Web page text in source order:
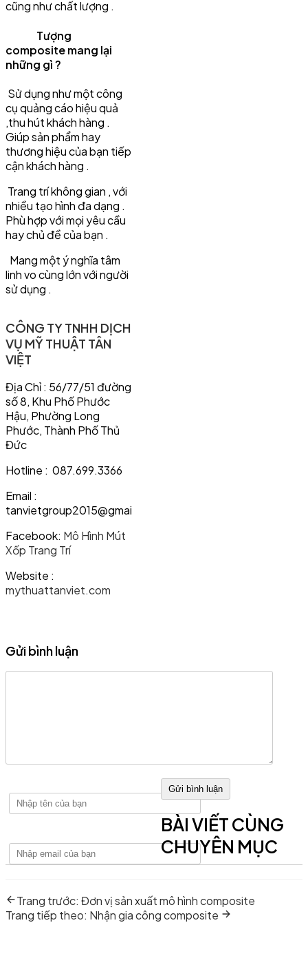
cũng như chất lượng .
Tượng
composite mang lại
những gì ?
Sử dụng như một công
cụ quảng cáo hiệu quả
,thu hút khách hàng .
Giúp sản phẩm hay
thương hiệu của bạn tiếp
cận khách hàng .
Trang trí không gian , với
nhiều tạo hình đa dạng .
Phù hợp với mọi yêu cầu
hay chủ đề của bạn .
Mang một ý nghĩa tâm
linh vo cùng lớn với người
sử dụng .
CÔNG TY TNHH DỊCH
VỤ MỸ THUẬT TÂN
VIỆT
Địa Chỉ : 56/77/51 đường
số 8, Khu Phố Phước
Hậu, Phường Long
Phước, Thành Phố Thủ
Đức
Hotline : 087.699.3366
Email :
tanvietgroup2015@gmail.com
Facebook: Mô Hình Mút
Xốp Trang Trí
Website :
mythuattanviet.com
Gửi bình luận
Điều
bài
viết
Trang trước: Previous
post:
Đơn vị sản xuất mô hình composite
Trang tiếp theo: Next
Nhận gia công composite
BÀI VIẾT CÙNG
CHUYÊN MỤC